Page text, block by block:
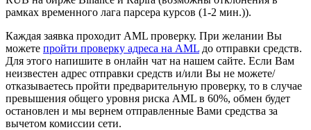
рамках временного лага парсера курсов (1-2 мин.)).
Каждая заявка проходит AML проверку. При желании Вы
можете пройти проверку адреса на AML до отправки средств.
Для этого напишите в онлайн чат на нашем сайте. Если Вам
неизвестен адрес отправки средств и/или Вы не можете/
отказываетесь пройти предварительную проверку, то в случае
превышения общего уровня риска AML в 60%, обмен будет
остановлен и мы вернем отправленные Вами средства за
вычетом комиссии сети.